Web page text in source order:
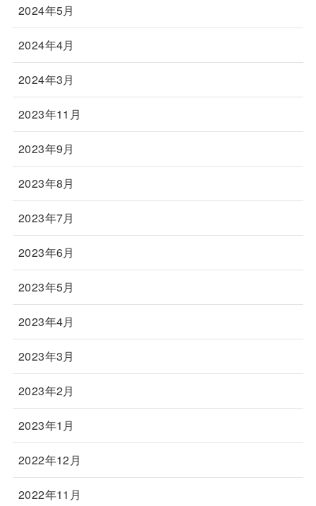
2024年5月
2024年4月
2024年3月
2023年11月
2023年9月
2023年8月
2023年7月
2023年6月
2023年5月
2023年4月
2023年3月
2023年2月
2023年1月
2022年12月
2022年11月